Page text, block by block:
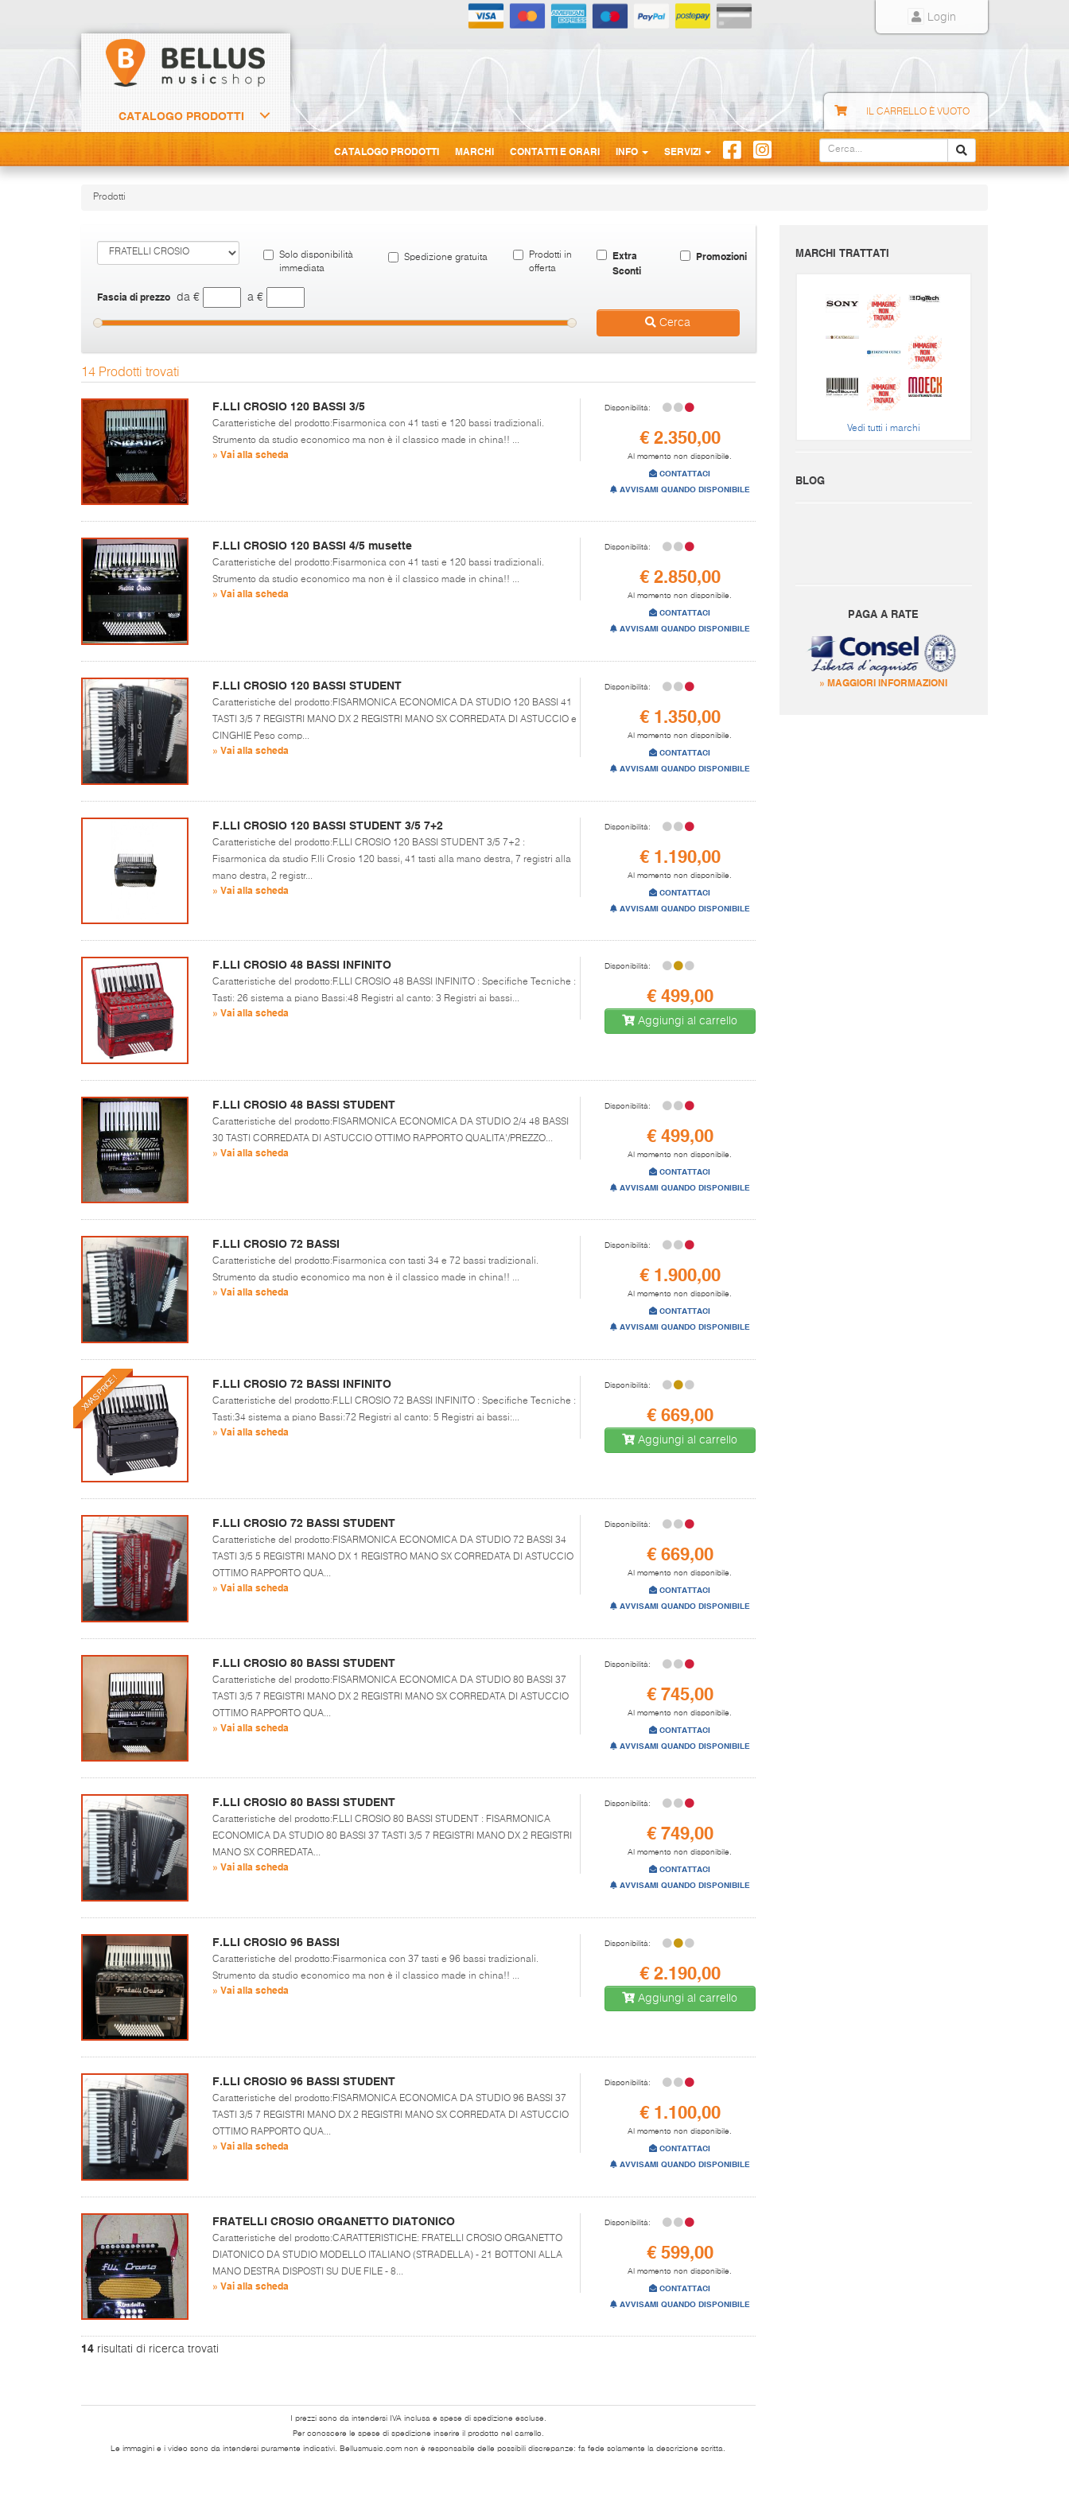
Login
CATALOGO PRODOTTI IL CARRELLO È VUOTO
CATALOGO PRODOTTI MARCHI CONTATTI E ORARI INFO SERVIZI
Prodotti
Solo disponibilità
immediata
Spedizione gratuita
Prodotti in
offerta
Extra
Sconti
Promozioni
Fascia di prezzo da € a €
Cerca
14 Prodotti trovati
F.LLI CROSIO 120 BASSI 3/5
Caratteristiche del prodotto:Fisarmonica con 41 tasti e 120 bassi tradizionali.
Strumento da studio economico ma non è il classico made in china!! ...
» Vai alla scheda
Disponibilità:
€ 2.350,00
Al momento non disponibile.
CONTATTACI
AVVISAMI QUANDO DISPONIBILE
F.LLI CROSIO 120 BASSI 4/5 musette
Caratteristiche del prodotto:Fisarmonica con 41 tasti e 120 bassi tradizionali.
Strumento da studio economico ma non è il classico made in china!! ...
» Vai alla scheda
Disponibilità:
€ 2.850,00
Al momento non disponibile.
CONTATTACI
AVVISAMI QUANDO DISPONIBILE
F.LLI CROSIO 120 BASSI STUDENT
Caratteristiche del prodotto:FISARMONICA ECONOMICA DA STUDIO 120 BASSI 41
TASTI 3/5 7 REGISTRI MANO DX 2 REGISTRI MANO SX CORREDATA DI ASTUCCIO e
CINGHIE Peso comp...
» Vai alla scheda
Disponibilità:
€ 1.350,00
Al momento non disponibile.
CONTATTACI
AVVISAMI QUANDO DISPONIBILE
F.LLI CROSIO 120 BASSI STUDENT 3/5 7+2
Caratteristiche del prodotto:F.LLI CROSIO 120 BASSI STUDENT 3/5 7+2 :
Fisarmonica da studio F.lli Crosio 120 bassi, 41 tasti alla mano destra, 7 registri alla
mano destra, 2 registr...
» Vai alla scheda
Disponibilità:
€ 1.190,00
Al momento non disponibile.
CONTATTACI
AVVISAMI QUANDO DISPONIBILE
F.LLI CROSIO 48 BASSI INFINITO
Caratteristiche del prodotto:F.LLI CROSIO 48 BASSI INFINITO : Specifiche Tecniche :
Tasti: 26 sistema a piano Bassi:48 Registri al canto: 3 Registri ai bassi...
» Vai alla scheda
Disponibilità:
€ 499,00
Aggiungi al carrello
F.LLI CROSIO 48 BASSI STUDENT
Caratteristiche del prodotto:FISARMONICA ECONOMICA DA STUDIO 2/4 48 BASSI
30 TASTI CORREDATA DI ASTUCCIO OTTIMO RAPPORTO QUALITA'/PREZZO...
» Vai alla scheda
Disponibilità:
€ 499,00
Al momento non disponibile.
CONTATTACI
AVVISAMI QUANDO DISPONIBILE
F.LLI CROSIO 72 BASSI
Caratteristiche del prodotto:Fisarmonica con tasti 34 e 72 bassi tradizionali.
Strumento da studio economico ma non è il classico made in china!! ...
» Vai alla scheda
Disponibilità:
€ 1.900,00
Al momento non disponibile.
CONTATTACI
AVVISAMI QUANDO DISPONIBILE
XMAS PRICE ! F.LLI CROSIO 72 BASSI INFINITO
Caratteristiche del prodotto:F.LLI CROSIO 72 BASSI INFINITO : Specifiche Tecniche :
Tasti:34 sistema a piano Bassi:72 Registri al canto: 5 Registri ai bassi:...
» Vai alla scheda
Disponibilità:
€ 669,00
Aggiungi al carrello
F.LLI CROSIO 72 BASSI STUDENT
Caratteristiche del prodotto:FISARMONICA ECONOMICA DA STUDIO 72 BASSI 34
TASTI 3/5 5 REGISTRI MANO DX 1 REGISTRO MANO SX CORREDATA DI ASTUCCIO
OTTIMO RAPPORTO QUA...
» Vai alla scheda
Disponibilità:
€ 669,00
Al momento non disponibile.
CONTATTACI
AVVISAMI QUANDO DISPONIBILE
F.LLI CROSIO 80 BASSI STUDENT
Caratteristiche del prodotto:FISARMONICA ECONOMICA DA STUDIO 80 BASSI 37
TASTI 3/5 7 REGISTRI MANO DX 2 REGISTRI MANO SX CORREDATA DI ASTUCCIO
OTTIMO RAPPORTO QUA...
» Vai alla scheda
Disponibilità:
€ 745,00
Al momento non disponibile.
CONTATTACI
AVVISAMI QUANDO DISPONIBILE
F.LLI CROSIO 80 BASSI STUDENT
Caratteristiche del prodotto:F.LLI CROSIO 80 BASSI STUDENT : FISARMONICA
ECONOMICA DA STUDIO 80 BASSI 37 TASTI 3/5 7 REGISTRI MANO DX 2 REGISTRI
MANO SX CORREDATA...
» Vai alla scheda
Disponibilità:
€ 749,00
Al momento non disponibile.
CONTATTACI
AVVISAMI QUANDO DISPONIBILE
F.LLI CROSIO 96 BASSI
Caratteristiche del prodotto:Fisarmonica con 37 tasti e 96 bassi tradizionali.
Strumento da studio economico ma non è il classico made in china!! ...
» Vai alla scheda
Disponibilità:
€ 2.190,00
Aggiungi al carrello
F.LLI CROSIO 96 BASSI STUDENT
Caratteristiche del prodotto:FISARMONICA ECONOMICA DA STUDIO 96 BASSI 37
TASTI 3/5 7 REGISTRI MANO DX 2 REGISTRI MANO SX CORREDATA DI ASTUCCIO
OTTIMO RAPPORTO QUA...
» Vai alla scheda
Disponibilità:
€ 1.100,00
Al momento non disponibile.
CONTATTACI
AVVISAMI QUANDO DISPONIBILE
FRATELLI CROSIO ORGANETTO DIATONICO
Caratteristiche del prodotto:CARATTERISTICHE: FRATELLI CROSIO ORGANETTO
DIATONICO DA STUDIO MODELLO ITALIANO (STRADELLA) - 21 BOTTONI ALLA
MANO DESTRA DISPOSTI SU DUE FILE - 8...
» Vai alla scheda
Disponibilità:
€ 599,00
Al momento non disponibile.
CONTATTACI
AVVISAMI QUANDO DISPONIBILE
14 risultati di ricerca trovati
I prezzi sono da intendersi IVA inclusa e spese di spedizione escluse.
Per conoscere le spese di spedizione inserire il prodotto nel carrello.
Le immagini e i video sono da intendersi puramente indicativi. Bellusmusic.com non è responsabile delle possibili discrepanze: fa fede solamente la descrizione scritta.
MARCHI TRATTATI
Vedi tutti i marchi
BLOG
PAGA A RATE
» MAGGIORI INFORMAZIONI